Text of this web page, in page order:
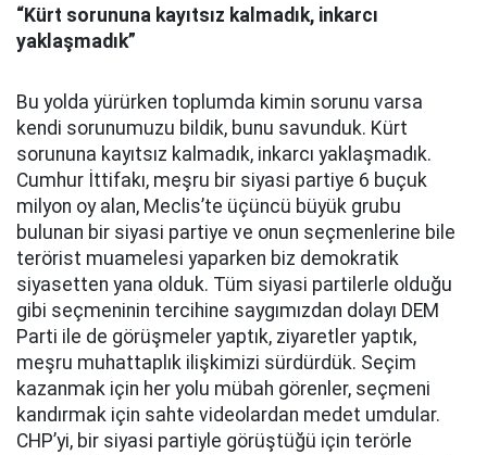
“Kürt sorununa kayıtsız kalmadık, inkarcı
yaklaşmadık”
Bu yolda yürürken toplumda kimin sorunu varsa
kendi sorunumuzu bildik, bunu savunduk. Kürt
sorununa kayıtsız kalmadık, inkarcı yaklaşmadık.
Cumhur İttifakı, meşru bir siyasi partiye 6 buçuk
milyon oy alan, Meclis’te üçüncü büyük grubu
bulunan bir siyasi partiye ve onun seçmenlerine bile
terörist muamelesi yaparken biz demokratik
siyasetten yana olduk. Tüm siyasi partilerle olduğu
gibi seçmeninin tercihine saygımızdan dolayı DEM
Parti ile de görüşmeler yaptık, ziyaretler yaptık,
meşru muhattaplık ilişkimizi sürdürdük. Seçim
kazanmak için her yolu mübah görenler, seçmeni
kandırmak için sahte videolardan medet umdular.
CHP’yi, bir siyasi partiyle görüştüğü için terörle